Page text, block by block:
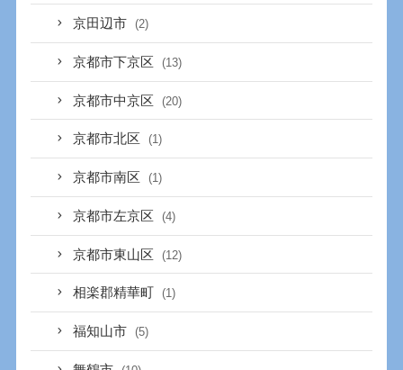
京田辺市 (2)
京都市下京区 (13)
京都市中京区 (20)
京都市北区 (1)
京都市南区 (1)
京都市左京区 (4)
京都市東山区 (12)
相楽郡精華町 (1)
福知山市 (5)